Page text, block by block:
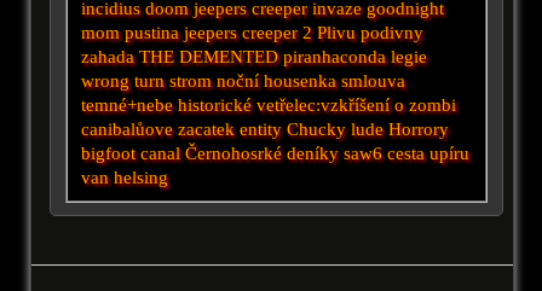
incidius doom jeepers creeper invaze goodnight
mom pustina jeepers creeper 2 Plivu podivny
zahada THE DEMENTED piranhaconda legie
wrong turn strom nočníhousenka smlouva
temné+nebe historické vetřelec:vzkříšení o zombi
canibalůove zacatek entity Chucky lude Horrory
bigfoot canal Černohosrké deníky saw6 cesta upíru
van helsing